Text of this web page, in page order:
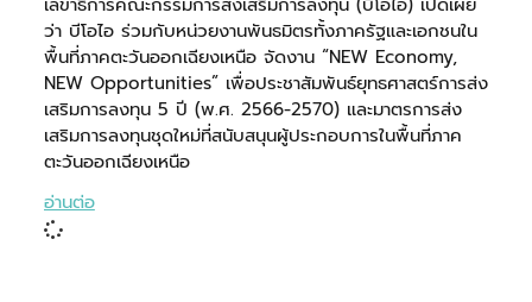
ว่า บีโอไอ ร่วมกับหน่วยงานพันธมิตรทั้งภาครัฐและเอกชนใน
พื้นที่ภาคตะวันออกเฉียงเหนือ จัดงาน “NEW Economy,
NEW Opportunities” เพื่อประชาสัมพันธ์ยุทธศาสตร์การส่ง
เสริมการลงทุน 5 ปี (พ.ศ. 2566-2570) และมาตรการส่ง
เสริมการลงทุนชุดใหม่ที่สนับสนุนผู้ประกอบการในพื้นที่ภาค
ตะวันออกเฉียงเหนือ
อ่านต่อ